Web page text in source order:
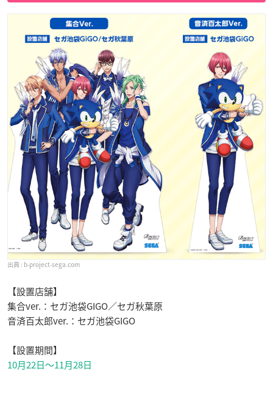
b-project-sega.com
【設置店舗】
集合ver.：セガ池袋GIGO／セガ秋葉原
音済百太郎ver.：セガ池袋GIGO
【設置期間】
10月22日〜11月28日